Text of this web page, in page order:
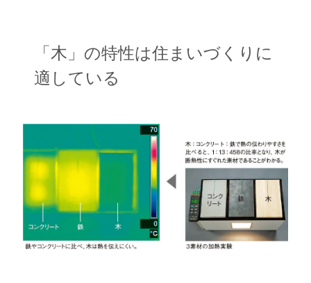
「木」の特性は住まいづくりに
適している